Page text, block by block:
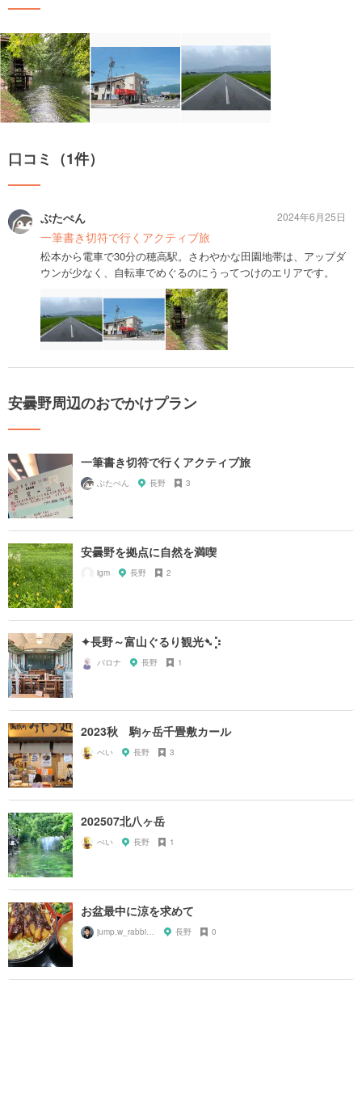
口コミ（1件）
ぶたぺん
一筆書き切符で行くアクティブ旅
松本から電車で30分の穂高駅。さわやかな田園地帯は、アップダ
ウンが少なく、自転車でめぐるのにうってつけのエリアです。
2024年6月25日
安曇野周辺のおでかけプラン
一筆書き切符で行くアクティブ旅
ぶたぺん 長野 3
安曇野を拠点に自然を満喫
igm 長野 2
✦長野～富山ぐるり観光➴⡱
パロナ 長野 1
2023秋 駒ヶ岳千畳敷カール
ぺい 長野 3
202507北八ヶ岳
ぺい 長野 1
お盆最中に涼を求めて
jump.w_rabbitkun 長野 0